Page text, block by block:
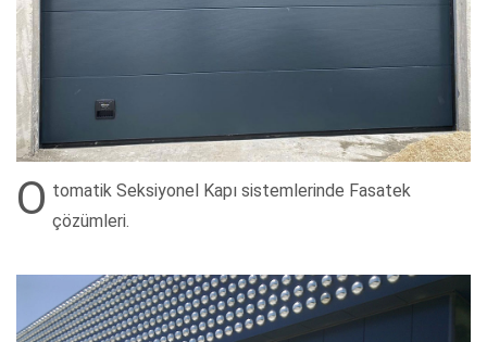
O tomatik Seksiyonel Kapı sistemlerinde Fasatek
çözümleri.